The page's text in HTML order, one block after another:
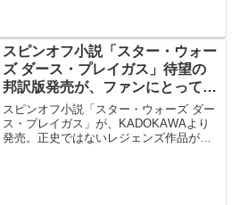
スピンオフ小説「スター・ウォー
ズ ダース・プレイガス」待望の
邦訳版発売が、ファンにとって事
件である理由
スピンオフ小説「スター・ウォーズ ダー
ス・プレイガス」が、KADOKAWAより
発売。正史ではないレジェンズ作品が